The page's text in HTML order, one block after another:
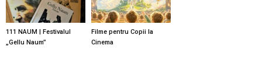
111 NAUM | Festivalul
„Gellu Naum”
Filme pentru Copii la
Cinema